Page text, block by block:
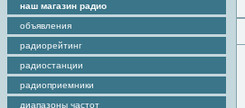
наш магазин радио
объявления
радиорейтинг
радиостанции
радиоприемники
диапазоны частот